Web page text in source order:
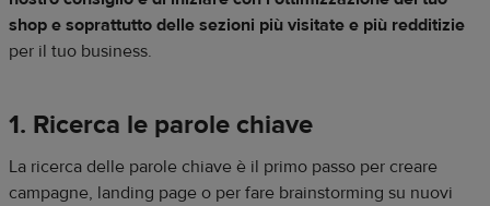
shop e soprattutto delle sezioni più visitate e più redditizie
per il tuo business.
1. Ricerca le parole chiave
La ricerca delle parole chiave è il primo passo per creare
campagne, landing page o per fare brainstorming su nuovi